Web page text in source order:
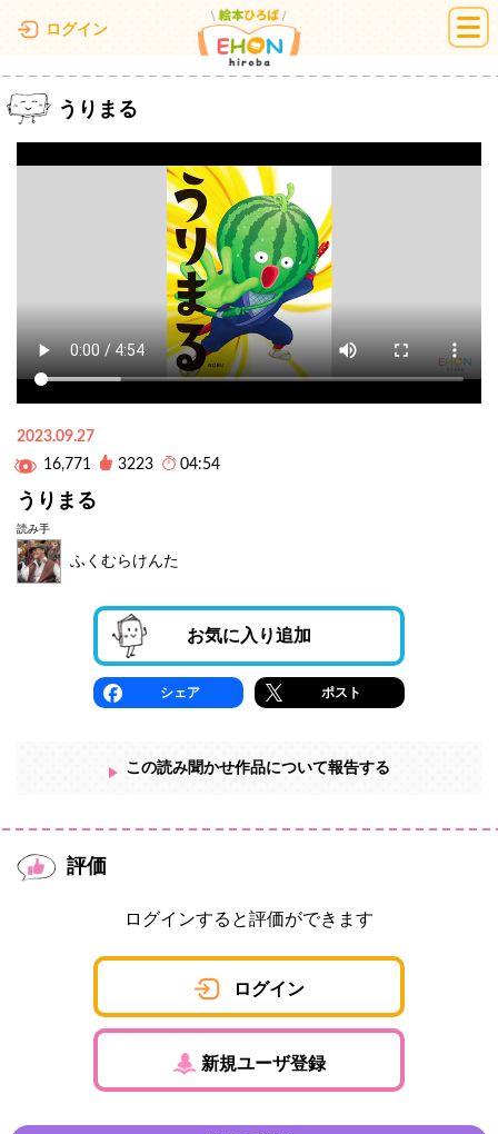
ログイン 絵本ひろば
うりまる
2023.09.27
16,771
3223 04:54
うりまる
読み手
ふくむらけんた
お気に入り追加
シェア ポスト
この読み聞かせ作品について報告する
評価
ログインすると評価ができます
ログイン
新規ユーザ登録